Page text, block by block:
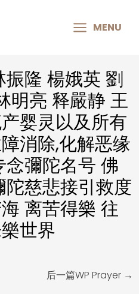
MENU
MENU
隆 楊娥英 劉
明亮 释嚴静 王
婴灵以及所有
消除,化解恶缘
彌陀名号 佛
慈悲接引救度
离苦得樂 往
世界
后一篇WP Prayer →